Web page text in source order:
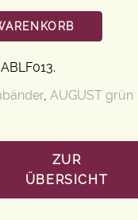
ABLF013.
, AUGUST grün
ZUR
ÜBERSICHT